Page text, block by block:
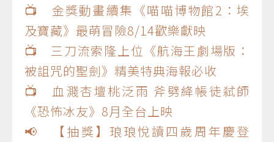
📺 金獎動畫續集《喵喵博物館2：埃
及寶藏》最萌冒險8/14歡樂獻映
📺 三刀流索隆上位《航海王劇場版：
被詛咒的聖劍》精美特典海報必收
📺 血濺杏壇桃泛雨 斧劈絳帳徒弒師
《恐怖冰友》8月全台上映
📢 【抽獎】琅琅悅讀四歲周年慶登